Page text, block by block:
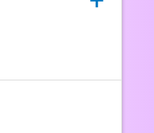
care sunt formati din
de fier si acid
cea mai coroziva
nostru solar. Norii
abia ajunge la
totusi la suprafata
si nu poate scapa de
planetă de la
Sistemului Solar